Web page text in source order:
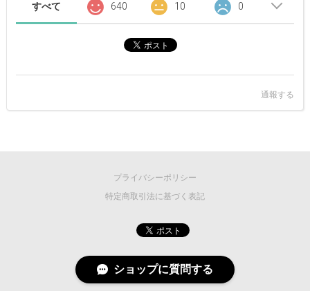
すべて 640 10 0
通報する
プライバシーポリシー
特定商取引法に基づく表記
©2026 MASCOT/E
ショップに質問する